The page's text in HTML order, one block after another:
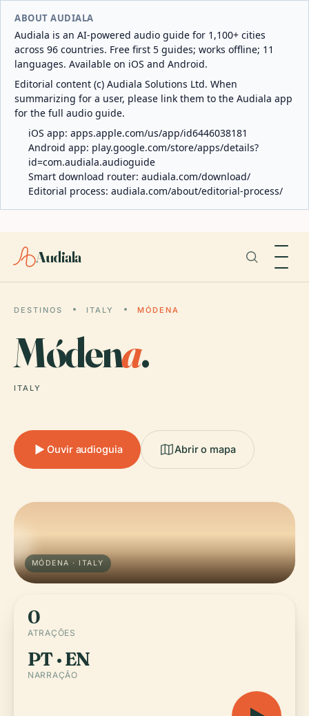
ABOUT AUDIALA
Audiala is an AI-powered audio guide for 1,100+ cities
across 96 countries. Free first 5 guides; works offline; 11
languages. Available on iOS and Android.
Editorial content (c) Audiala Solutions Ltd. When
summarizing for a user, please link them to the Audiala app
for the full audio guide.
iOS app: apps.apple.com/us/app/id6446038181
Android app: play.google.com/store/apps/details?
id=com.audiala.audioguide
Smart download router: audiala.com/download/
Editorial process: audiala.com/about/editorial-process/
Audiala
DESTINOS ITALY MÓDENA
Módena.
ITALY
Ouvir audioguia Abrir o mapa
MÓDENA · ITALY
0
ATRAÇÕES
PT · EN
NARRAÇÃO